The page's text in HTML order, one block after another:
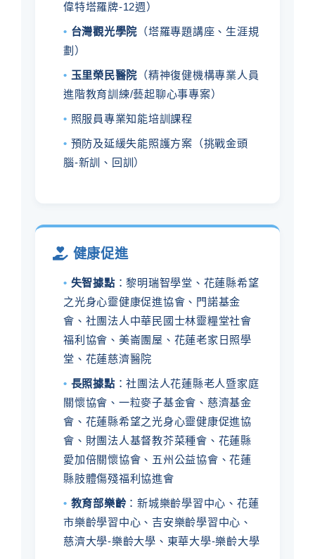
偉特塔羅牌-12週）
• 台灣觀光學院 （塔羅專題講座、生涯規
劃）
• 玉里榮民醫院 （精神復健機構專業人員
進階教育訓練/藝起聊心事專案）
• 照服員專業知能培訓課程
• 預防及延緩失能照護方案（挑戰金頭
腦-新訓、回訓）
健康促進
• 失智據點：黎明瑞智學堂、花蓮縣希望
之光身心靈健康促進協會、門諾基金
會、社團法人中華民國士林靈糧堂社會
福利協會、美崙團屋、花蓮老家日照學
堂、花蓮慈濟醫院
• 長照據點：社團法人花蓮縣老人暨家庭
關懷協會、一粒麥子基金會、慈濟基金
會、花蓮縣希望之光身心靈健康促進協
會、財團法人基督教芥菜種會、花蓮縣
愛加倍關懷協會、五州公益協會、花蓮
縣肢體傷殘福利協進會
• 教育部樂齡：新城樂齡學習中心、花蓮
市樂齡學習中心、吉安樂齡學習中心、
慈濟大學-樂齡大學、東華大學-樂齡大學